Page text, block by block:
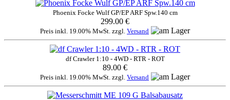
Phoenix Focke Wulf GP/EP ARF Spw.140 cm
299.00 €
Preis inkl. 19.00% MwSt. zzgl. Versand
df Crawler 1:10 - 4WD - RTR - ROT
89.00 €
Preis inkl. 19.00% MwSt. zzgl. Versand